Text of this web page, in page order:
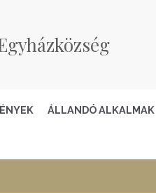
ÁLLANDÓ ALKALMAK